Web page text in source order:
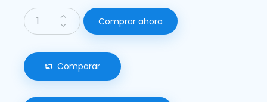
Comprar ahora
Comparar